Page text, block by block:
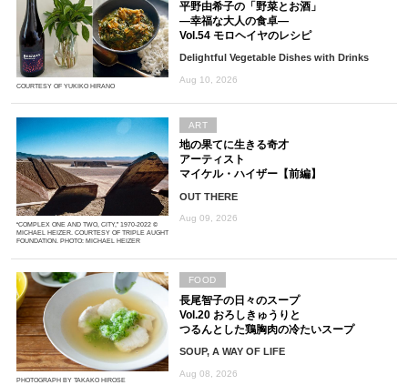
COURTESY OF YUKIKO HIRANO
平野由希子の「野菜とお酒」
―幸福な大人の食卓―
Vol.54 モロヘイヤのレシピ
Delightful Vegetable Dishes with Drinks
Aug 10, 2026
“COMPLEX ONE AND TWO, CITY,” 1970-2022 ©
MICHAEL HEIZER. COURTESY OF TRIPLE AUGHT
FOUNDATION. PHOTO: MICHAEL HEIZER
地の果てに生きる奇才
アーティスト
マイケル・ハイザー【前編】
OUT THERE
Aug 09, 2026
ART
PHOTOGRAPH BY TAKAKO HIROSE
長尾智子の日々のスープ
Vol.20 おろしきゅうりと
つるんとした鶏胸肉の冷たいスープ
SOUP, A WAY OF LIFE
Aug 08, 2026
FOOD